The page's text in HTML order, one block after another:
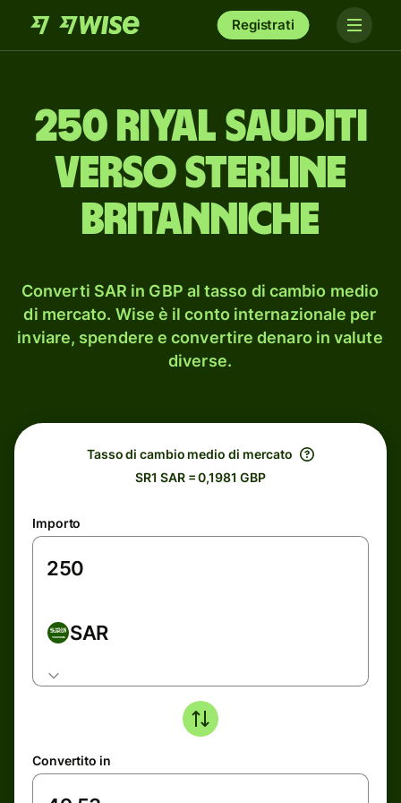
Registrati
250 riyal sauditi
verso sterline
britanniche
Converti SAR in GBP al tasso di cambio medio
di mercato. Wise è il conto internazionale per
inviare, spendere e convertire denaro in valute
diverse.
Tasso di cambio medio di mercato
SR1 SAR = 0,1981 GBP
Importo
SAR
Convertito in